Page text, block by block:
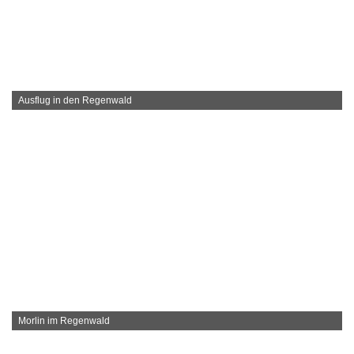
Ausflug in den Regenwald
Morlin im Regenwald